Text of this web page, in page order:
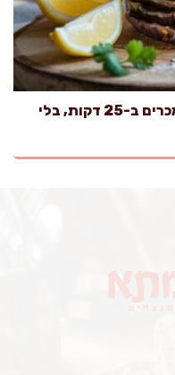
חצילים מטוגנים בקמח וביצה ממכרים ב-25 דקות, בלי